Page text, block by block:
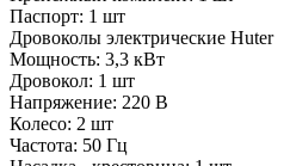
Паспорт: 1 шт
Дровоколы электрические Huter
Мощность: 3,3 кВт
Дровокол: 1 шт
Напряжение: 220 В
Колесо: 2 шт
Частота: 50 Гц